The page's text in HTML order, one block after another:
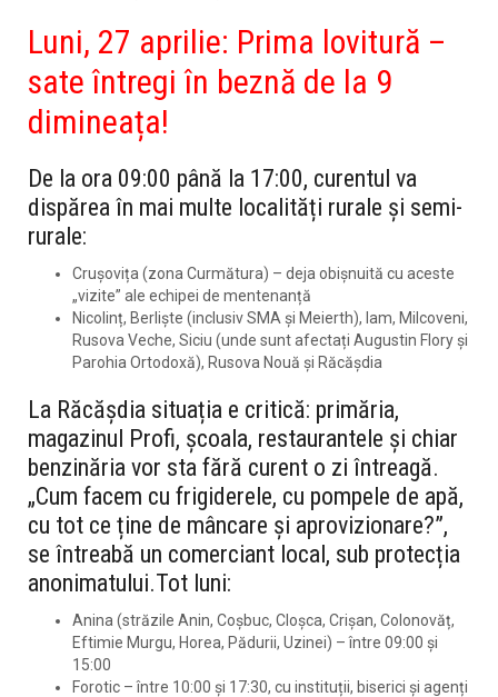
Luni, 27 aprilie: Prima lovitură –
sate întregi în beznă de la 9
dimineața!
De la ora 09:00 până la 17:00, curentul va
dispărea în mai multe localități rurale și semi-
rurale:
Crușovița (zona Curmătura) – deja obișnuită cu aceste
„vizite” ale echipei de mentenanță
Nicolinț, Berliște (inclusiv SMA și Meierth), Iam, Milcoveni,
Rusova Veche, Siciu (unde sunt afectați Augustin Flory și
Parohia Ortodoxă), Rusova Nouă și Răcășdia
La Răcășdia situația e critică: primăria,
magazinul Profi, școala, restaurantele și chiar
benzinăria vor sta fără curent o zi întreagă.
„Cum facem cu frigiderele, cu pompele de apă,
cu tot ce ține de mâncare și aprovizionare?”,
se întreabă un comerciant local, sub protecția
anonimatului.Tot luni:
Anina (străzile Anin, Coșbuc, Cloșca, Crișan, Colonovăț,
Eftimie Murgu, Horea, Pădurii, Uzinei) – între 09:00 și
15:00
Forotic – între 10:00 și 17:30, cu instituții, biserici și agenți